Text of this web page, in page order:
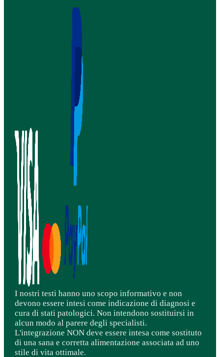
I nostri testi hanno uno scopo informativo e non
devono essere intesi come indicazione di diagnosi e
cura di stati patologici. Non intendono sostituirsi in
alcun modo al parere degli specialisti.
L'integrazione NON deve essere intesa come sostituto
di una sana e corretta alimentazione associata ad uno
stile di vita ottimale.